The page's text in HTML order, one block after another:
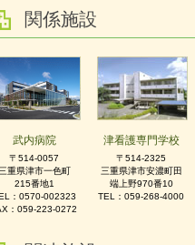
関係施設
武内病院
〒514-0057
三重県津市一色町
215番地1
：0570-002323
：059-223-0272
津看護専門学校
〒514-2325
三重県津市安濃町田
端上野970番10
TEL：059-268-4000